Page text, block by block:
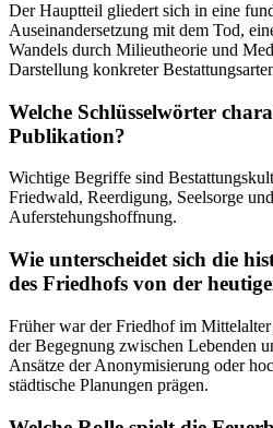
Der Hauptteil gliedert sich in eine
Auseinandersetzung mit dem Tod,
Wandels durch Milieutheorie und
Darstellung konkreter
Welche Schlüsselwörter
Publikation?
Wichtige Begriffe sind
Friedwald, Reerdigung, Seelsorge
Auferstehungshoffnung.
Wie unterscheidet sich die
des Friedhofs von der
Früher war der Friedhof im
der Begegnung zwischen Lebenden
Ansätze der Anonymisierung oder
städtische Planungen prägen.